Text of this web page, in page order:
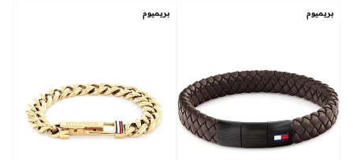
بريميوم بريميوم